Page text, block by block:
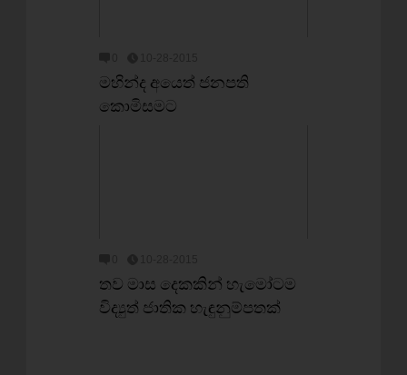
මහින්ද අයෙත් ජනපති
කොමිසමට
තව මාස දෙකකින් හැමෝටම
විද්‍යුත් ජාතික හැඳුනුම්පතක්